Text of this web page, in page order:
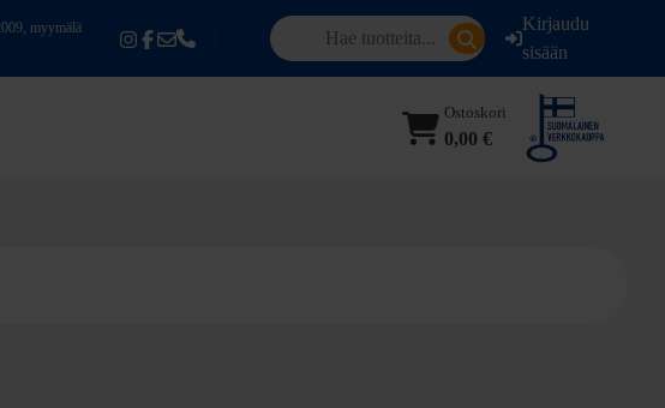
myymälä
Kirjaudu
sisään
Ostoskori
0,00 €